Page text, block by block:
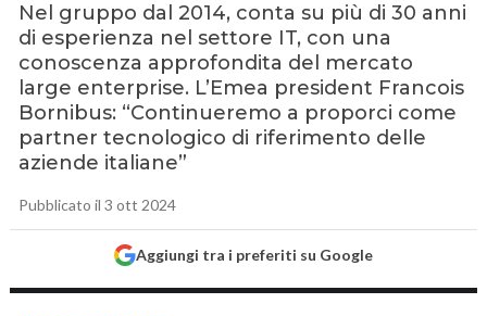
Nel gruppo dal 2014, conta su più di 30 anni
di esperienza nel settore IT, con una
conoscenza approfondita del mercato
large enterprise. L’Emea president Francois
Bornibus: “Continueremo a proporci come
partner tecnologico di riferimento delle
aziende italiane”
Pubblicato il 3 ott 2024
Aggiungi tra i preferiti su Google